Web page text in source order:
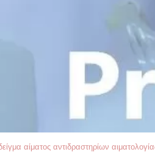
αίματος αντιδραστηρίων